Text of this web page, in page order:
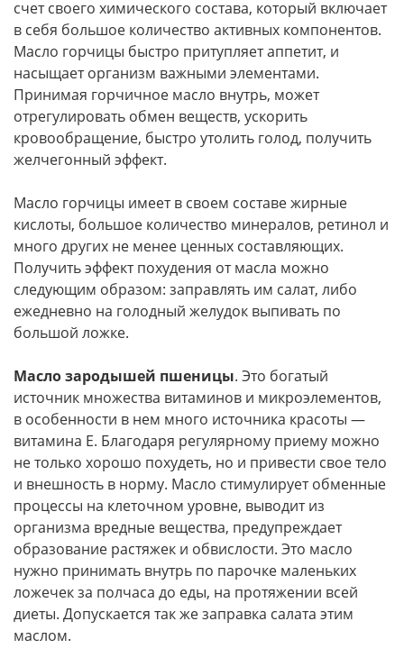
счет своего химического состава, который включает
в себя большое количество активных компонентов.
Масло горчицы быстро притупляет аппетит, и
насыщает организм важными элементами.
Принимая горчичное масло внутрь, может
отрегулировать обмен веществ, ускорить
кровообращение, быстро утолить голод, получить
желчегонный эффект.
Масло горчицы имеет в своем составе жирные
кислоты, большое количество минералов, ретинол и
много других не менее ценных составляющих.
Получить эффект похудения от масла можно
следующим образом: заправлять им салат, либо
ежедневно на голодный желудок выпивать по
большой ложке.
Масло зародышей пшеницы. Это богатый
источник множества витаминов и микроэлементов,
в особенности в нем много источника красоты —
витамина Е. Благодаря регулярному приему можно
не только хорошо похудеть, но и привести свое тело
и внешность в норму. Масло стимулирует обменные
процессы на клеточном уровне, выводит из
организма вредные вещества, предупреждает
образование растяжек и обвислости. Это масло
нужно принимать внутрь по парочке маленьких
ложечек за полчаса до еды, на протяжении всей
диеты. Допускается так же заправка салата этим
маслом.